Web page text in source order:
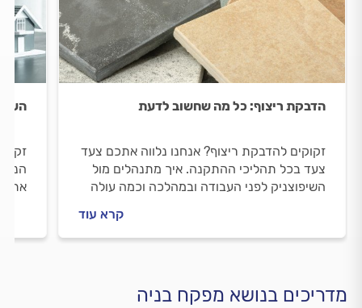
הדבקת ריצוף: כל מה שחשוב לדעת
זקוקים להדבקת ריצוף? אנחנו נלווה אתכם צעד
צעד בכל תהליכי ההתקנה. איך מתנהלים מול
השיפוצניק לפני העבודה ובמהלכה וכמה עולה
קרא עוד
מדריכים בנושא מפקח בניה